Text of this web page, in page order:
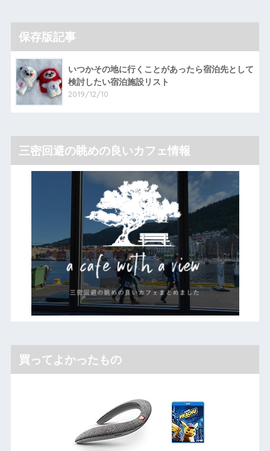
保存版記事
いつかその地に行くことがあったら宿泊先として
検討したい宿泊施設リスト
2019/12/10
三密回避の眺めの良いカフェ情報
買ってよかったもの